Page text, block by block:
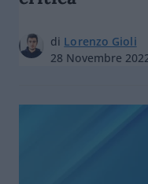
di Lorenzo Gioli
28 Novembre